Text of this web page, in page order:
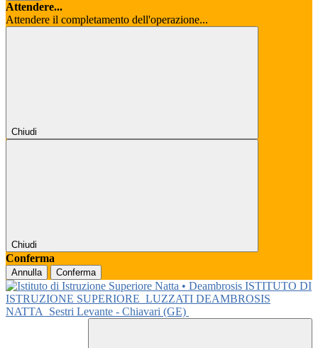
Attendere...
Attendere il completamento dell'operazione...
Chiudi
Chiudi
Conferma
Annulla Conferma
ISTITUTO DI
ISTRUZIONE SUPERIORE LUZZATI DEAMBROSIS
NATTA
Sestri Levante - Chiavari (GE)